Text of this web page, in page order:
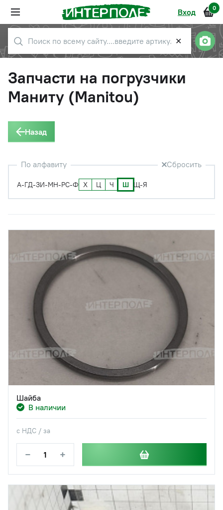
Вход 0
✕
Запчасти на погрузчики
Маниту (Manitou)
Назад
По алфавиту Сбросить
А-ГД-ЗИ-МН-РС-Ф Х Ц Ч Ш Щ-Я
Шайба
В наличии
с НДС / за
− +